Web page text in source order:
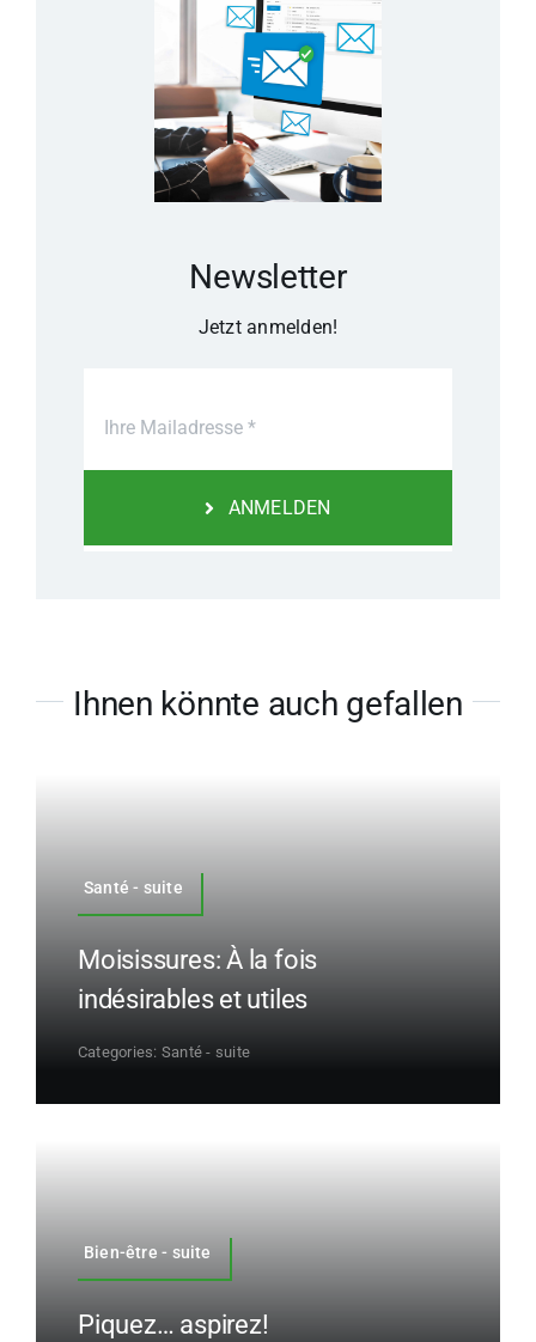
Newsletter
Jetzt anmelden!
ANMELDEN
Ihnen könnte auch gefallen
Santé - suite
Moisissures: À la fois
indésirables et utiles
Categories: Santé - suite
Bien-être - suite
Piquez… aspirez!